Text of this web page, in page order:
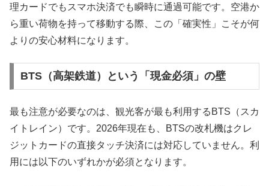
理カードでもスマホ決済でも瞬時に通過可能です。空港か
ら重い荷物を持って移動する際、この「確実性」こそが何
よりの安心材料になります。
BTS（高架鉄道）という「現金必須」の壁
最も注意が必要なのは、観光客が最も利用するBTS（スカ
イトレイン）です。2026年現在も、BTSの改札機はクレ
ジットカードの直接タッチ決済には対応していません。利
用には以下のいずれかが必須となります。